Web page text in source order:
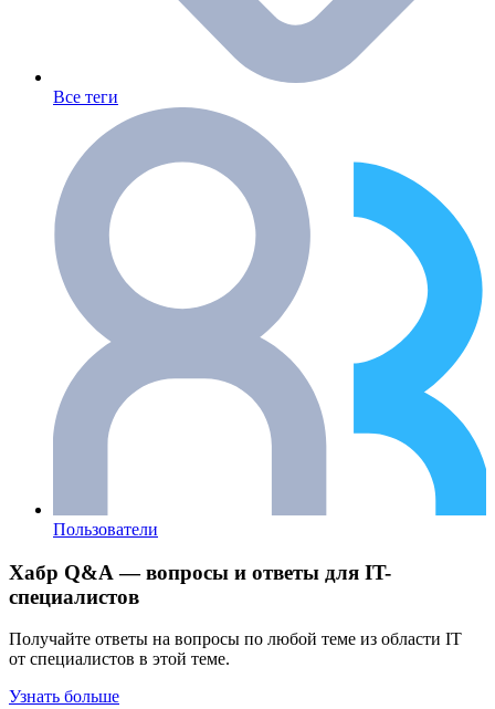
Все теги
Пользователи
Хабр Q&A — вопросы и ответы для IT-
специалистов
Получайте ответы на вопросы по любой теме из области IT
от специалистов в этой теме.
Узнать больше